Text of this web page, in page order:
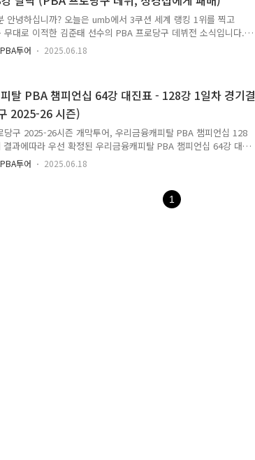
때문에 무명에 가까운 선수였습니다. 또한 이윤애 선수는 특히
기전 에 KBF(대한당구연맹) 소속이나 UMB(세계당구연맹) 소속으
수권대회에 출전한 명단에도 이름을 올리지 못한 선수..
안녕하십니까? 오늘은 umb에서 3쿠션 세계 랭킹 1위를 찍고
무대로 이적한 김준태 선수의 PBA 프로당구 데뷔전 소식입니다.
이번 프로당구 2025-26시즌 시즌 개막 전에 해당하는 우리금융캐
업십 128강 경기를 앞두고 당구 팬과 언론으로부터 많은 주목을
다. 김준태 당구선수는 어제 6월 17일 펼쳐진 우리금융캐피탈
2025-26 시즌 개막 투어 128강전에서 데뷔를 하였습니다. 김준태
경기 결과는 어떻게되었을까요? 김준태 선수의 PBA ..
투어 2025.06.18
탈 PBA 챔피언십 64강 대진표 - 128강 1일차 경기결
2025-26 시즌)
당구 2025-26시즌 개막투어, 우리금융캐피탈 PBA 챔피언십 128
과에따라 우선 확정된 우리금융캐피탈 PBA 챔피언십 64강 대
정리하였습니다. 우리금융캐피탈 PBA 챔피언십 128강 1일차
은 우리금융캐피탈 PBA 챔피언십 128강 2일차 경기가 진행됩니
는 김준태 정경섭의 경기였습니다. 지난해 UMB 세계 3쿠션 랭킹
에 출전한 김준태 선수가 128강 데뷔전에서 탈락하고 말았습니
투어 2025.06.18
1